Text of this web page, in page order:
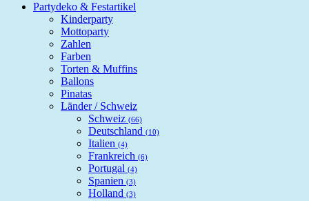
Partydeko & Festartikel
Kinderparty
Mottoparty
Zahlen
Farben
Torten & Muffins
Ballons
Pinatas
Länder / Schweiz
Schweiz (66)
Deutschland (10)
Italien (4)
Frankreich (6)
Portugal (4)
Spanien (3)
Holland (3)